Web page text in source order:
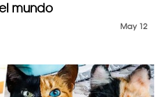
mundo
May 12